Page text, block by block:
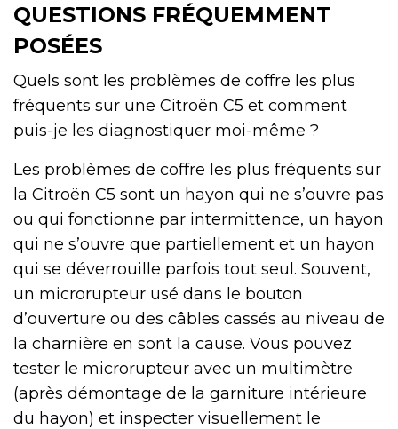
QUESTIONS FRÉQUEMMENT
POSÉES
Quels sont les problèmes de coffre les plus
fréquents sur une Citroën C5 et comment
puis-je les diagnostiquer moi-même ?
Les problèmes de coffre les plus fréquents sur
la Citroën C5 sont un hayon qui ne s’ouvre pas
ou qui fonctionne par intermittence, un hayon
qui ne s’ouvre que partiellement et un hayon
qui se déverrouille parfois tout seul. Souvent,
un microrupteur usé dans le bouton
d’ouverture ou des câbles cassés au niveau de
la charnière en sont la cause. Vous pouvez
tester le microrupteur avec un multimètre
(après démontage de la garniture intérieure
du hayon) et inspecter visuellement le